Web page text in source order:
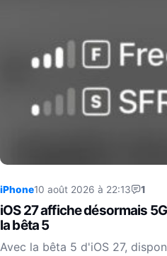
iPhone10 août 2026 à 22:13 1
iOS 27 affiche désormais
la bêta 5
Avec la bêta 5 d'iOS 27,